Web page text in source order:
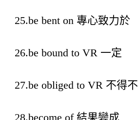
25.be bent on 專心致力於
26.be bound to VR 一定
27.be obliged to VR 不得不
28.become of 結果變成